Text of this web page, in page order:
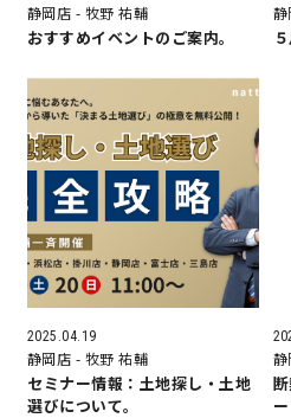
頑丈で長持ちの外壁
2030年の省エネ基準住宅
100年点検住宅
快適な室内環境へのこだ
生涯続く安心のアフター
ラインナップ
静岡店 - 牧野 祐輔
おすすめイベントのご案内。
2025.04.19
静岡店 - 牧野 祐輔
セミナー情報：土地探し・土地
選びについて。
ー